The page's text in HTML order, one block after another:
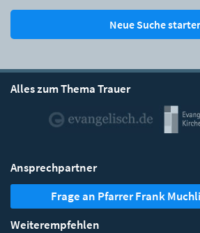
Neue Suche
Alles zum Thema Trauer
Ansprechpartner
Frage an Pfarrer Frank
Weiterempfehlen